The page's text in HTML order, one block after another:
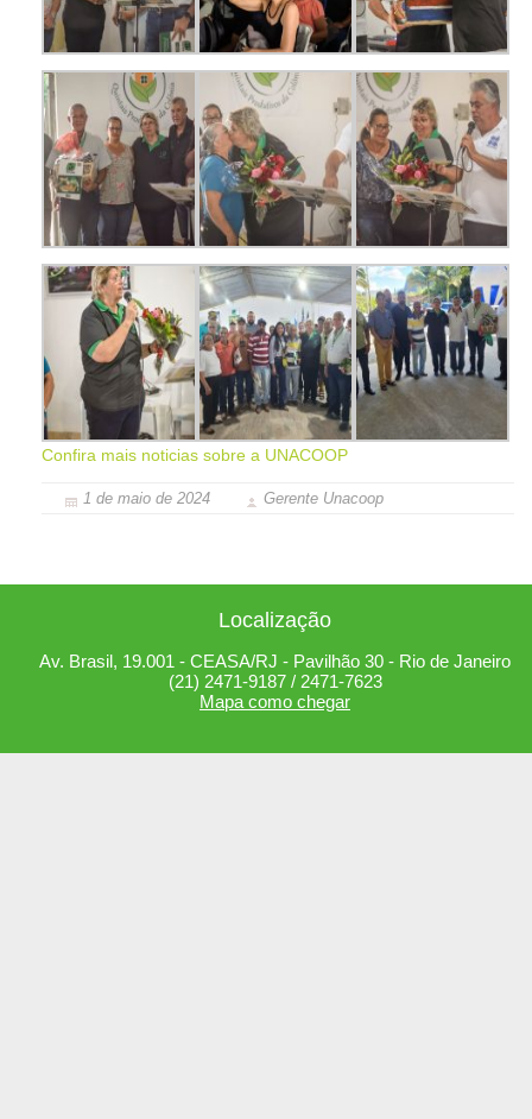
Confira mais noticias sobre a UNACOOP
1 de maio de 2024 Gerente Unacoop
Localização
Av. Brasil, 19.001 - CEASA/RJ - Pavilhão 30 - Rio de Janeiro
(21) 2471-9187 / 2471-7623
Mapa como chegar